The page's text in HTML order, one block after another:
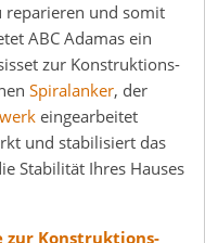
reparieren und somit
ABC Adamas ein
zur Konstruktions-
Spiralanker, der
eingearbeitet
und stabilisiert das
Stabilität Ihres Hauses
zur Konstruktions-